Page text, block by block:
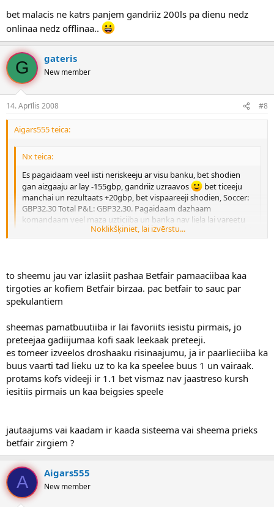
bet malacis ne katrs panjem gandriiz 200ls pa dienu nedz
onlinaa nedz offlinaa..
G gateris
New member
14. Aprīlis 2008 #8
Aigars555 teica:
Nx teica:
Es pagaidaam veel iisti neriskeeju ar visu banku, bet shodien
gan aizgaaju ar lay -155gbp, gandriiz uzraavos
bet ticeeju
manchai un rezultaats +20gbp, bet vispaareeji shodien, Soccer:
GBP32.30 Total P&L: GBP32.30. Pagaidaam dazhaam
komandaam veel maza uzticiiba un banka nav liela lai vareetu
uz visaam speeleem normaalus layus likt, bet gan viss buus labi
Noklikšķiniet, lai izvērstu...
kā redzi, Manchester - Arsenal šodien neliku, jo uzskatīju to par
bīstamu spēli šai sistēmai, pat biju pārliecināts, ka būs 0:0. Tā gan
nebija, bet spēle saspringta...
Noklikšķiniet, lai izvērstu...
to sheemu jau var izlasiit pashaa Betfair pamaaciibaa kaa
tirgoties ar kofiem Betfair birzaa. pac betfair to sauc par
spekulantiem
sheemas pamatbuutiiba ir lai favoriits iesistu pirmais, jo
preteejaa gadiijumaa kofi saak leekaak preteeji.
es tomeer izveelos droshaaku risinaajumu, ja ir paarlieciiba ka
buus vaarti tad lieku uz to ka ka speelee buus 1 un vairaak.
protams kofs videeji ir 1.1 bet vismaz nav jaastreso kursh
iesitiis pirmais un kaa beigsies speele
jautaajums vai kaadam ir kaada sisteema vai sheema prieks
betfair zirgiem ?
A Aigars555
New member